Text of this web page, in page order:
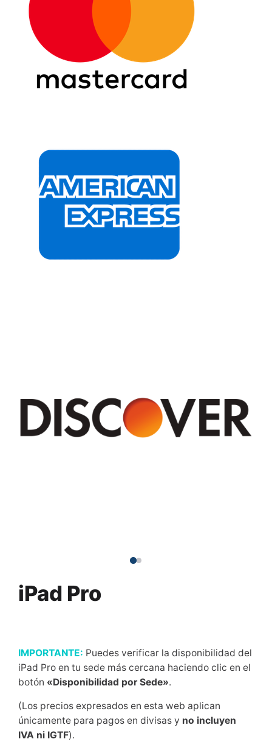
iPad Pro
IMPORTANTE: Puedes verificar la disponibilidad del
iPad Pro en tu sede más cercana haciendo clic en el
botón «Disponibilidad por Sede».
(Los precios expresados en esta web aplican
únicamente para pagos en divisas y no incluyen
IVA ni IGTF).